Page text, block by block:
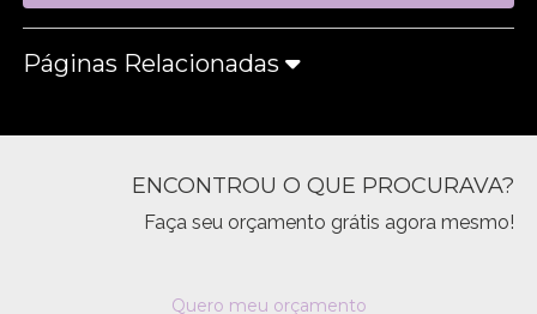
Páginas Relacionadas
ENCONTROU O QUE PROCURAVA?
Faça seu orçamento grátis agora mesmo!
Quero meu orçamento